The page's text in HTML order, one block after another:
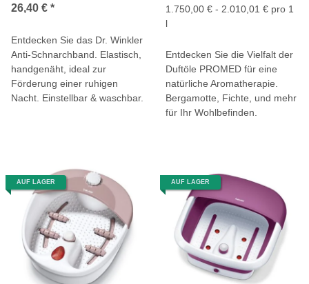
26,40 € *
Entdecken Sie das Dr. Winkler
Anti-Schnarchband. Elastisch,
handgenäht, ideal zur
Förderung einer ruhigen
Nacht. Einstellbar & waschbar.
1.750,00 € - 2.010,01 € pro 1
l
Entdecken Sie die Vielfalt der
Duftöle PROMED für eine
natürliche Aromatherapie.
Bergamotte, Fichte, und mehr
für Ihr Wohlbefinden.
AUF LAGER AUF LAGER